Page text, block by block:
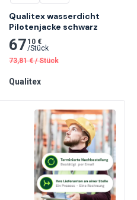
Qualitex wasserdicht
Pilotenjacke schwarz
67 10 €
/Stück
73,81 € /Stück
Qualitex